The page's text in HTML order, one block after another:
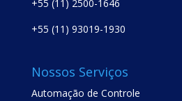
+55 (11) 2500-1646
+55 (11) 93019-1930
Nossos Serviços
Automação de Controle